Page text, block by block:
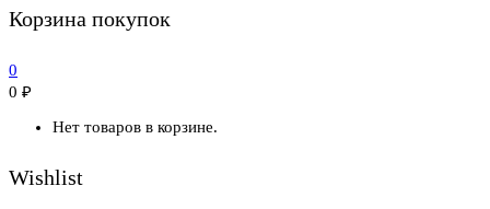
Корзина покупок
0
0 ₽
Нет товаров в корзине.
Wishlist